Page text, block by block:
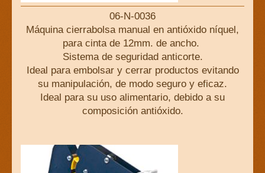
06-N-0036
Máquina cierrabolsa manual en antióxido níquel,
para cinta de 12mm. de ancho.
Sistema de seguridad anticorte.
Ideal para embolsar y cerrar productos evitando
su manipulación, de modo seguro y eficaz.
Ideal para su uso alimentario, debido a su
composición antióxido.